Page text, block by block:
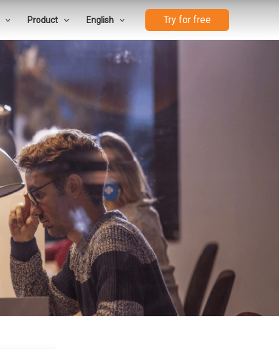
Product English Try for free